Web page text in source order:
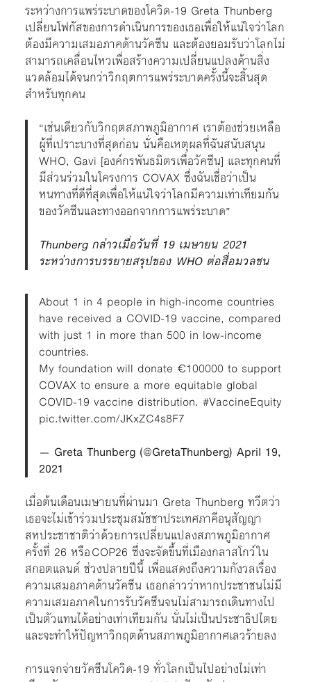
ระหว่างการแพร่ระบาดของโควิด-19 Greta Thunberg
เปลี่ยนโฟกัสของการดำเนินการของเธอเพื่อให้แน่ใจว่าโลก
ต้องมีความเสมอภาคด้านวัคซีน และต้องยอมรับว่าโลกไม่
สามารถเคลื่อนไหวเพื่อสร้างความเปลี่ยนแปลงด้านสิ่ง
แวดล้อมได้จนกว่าวิกฤตการแพร่ระบาดครั้งนี้จะสิ้นสุด
สำหรับทุกคน
“เช่นเดียวกับวิกฤตสภาพภูมิอากาศ เราต้องช่วยเหลือ
ผู้ที่เปราะบางที่สุดก่อน นั่นคือเหตุผลที่ฉันสนับสนุน
WHO, Gavi [องค์กรพันธมิตรเพื่อวัคซีน] และทุกคนที่
มีส่วนร่วมในโครงการ COVAX ซึ่งฉันเชื่อว่าเป็น
หนทางที่ดีที่สุดเพื่อให้แน่ใจว่าโลกมีความเท่าเทียมกัน
ของวัคซีนและทางออกจากการแพร่ระบาด”
Thunberg กล่าวเมื่อวันที่ 19 เมษายน 2021
ระหว่างการบรรยายสรุปของ WHO ต่อสื่อมวลชน
About 1 in 4 people in high-income countries
have received a COVID-19 vaccine, compared
with just 1 in more than 500 in low-income
countries.
My foundation will donate €100000 to support
COVAX to ensure a more equitable global
COVID-19 vaccine distribution. #VaccineEquity
pic.twitter.com/JKxZC4s8F7
— Greta Thunberg (@GretaThunberg) April 19,
2021
เมื่อต้นเดือนเมษายนที่ผ่านมา Greta Thunberg ทวีตว่า
เธอจะไม่เข้าร่วมประชุมสมัชชาประเทศภาคีอนุสัญญา
สหประชาชาติว่าด้วยการเปลี่ยนแปลงสภาพภูมิอากาศ
ครั้งที่ 26 หรือ COP26 ซึ่งจะจัดขึ้นที่เมืองกลาสโกว์ ใน
สกอตแลนด์ ช่วงปลายปีนี้ เพื่อแสดงถึงความกังวลเรื่อง
ความเสมอภาคด้านวัคซีน เธอกล่าวว่าหากประชาชนไม่มี
ความเสมอภาคในการรับวัคซีนจนไม่สามารถเดินทางไป
เป็นตัวแทนได้อย่างเท่าเทียมกัน นั่นไม่เป็นประชาธิปไตย
และจะทำให้ปัญหาวิกฤตด้านสภาพภูมิอากาศเลวร้ายลง
การแจกจ่ายวัคซีนโควิด-19 ทั่วโลกเป็นไปอย่างไม่เท่า